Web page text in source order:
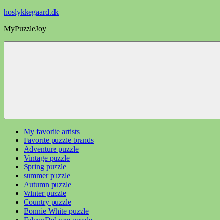
Videre
indhold
hoslykkegaard.dk
MyPuzzleJoy
My favorite artists
Favorite puzzle brands
Adventure puzzle
Vintage puzzle
Spring puzzle
summer puzzle
Autumn puzzle
Winter puzzle
Country puzzle
Bonnie White puzzle